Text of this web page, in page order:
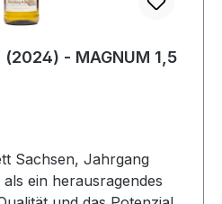
(2024) - MAGNUM 1,5
Sachsen, Jahrgang
ein herausragendes